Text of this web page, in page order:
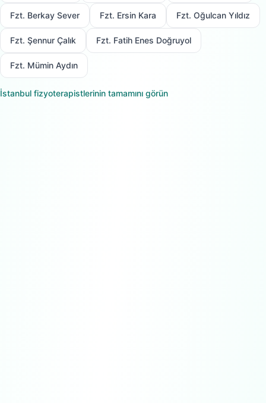
Fzt. Berkay Sever Fzt. Ersin Kara Fzt. Oğulcan Yıldız
Fzt. Şennur Çalık Fzt. Fatih Enes Doğruyol
Fzt. Mümin Aydın
İstanbul fizyoterapistlerinin tamamını görün